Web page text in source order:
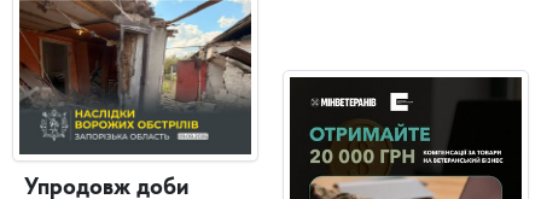
Упродовж доби